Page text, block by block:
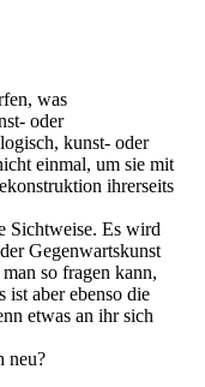
was
oder
kunst- oder
einmal, um sie mit
ihrerseits
Sichtweise. Es wird
Gegenwartskunst
so fragen kann,
ist aber ebenso die
etwas an ihr sich
neu?